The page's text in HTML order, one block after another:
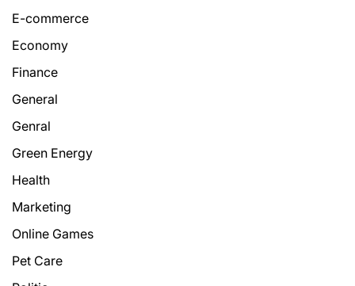
E-commerce
Economy
Finance
General
Genral
Green Energy
Health
Marketing
Online Games
Pet Care